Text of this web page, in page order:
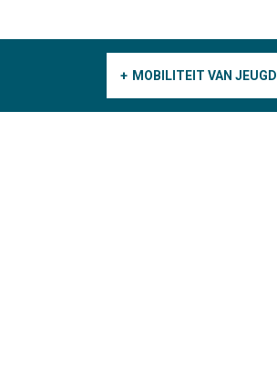
MOBILITEIT VAN JEUGDWERKERS